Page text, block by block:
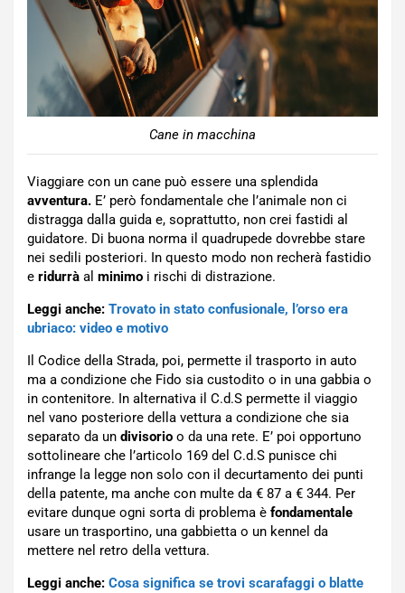
Cane in macchina
Viaggiare con un cane può essere una splendida
avventura. E’ però fondamentale che l’animale non ci
distragga dalla guida e, soprattutto, non crei fastidi al
guidatore. Di buona norma il quadrupede dovrebbe stare
nei sedili posteriori. In questo modo non recherà fastidio
e ridurrà al minimo i rischi di distrazione.
Leggi anche: Trovato in stato confusionale, l’orso era
ubriaco: video e motivo
Il Codice della Strada, poi, permette il trasporto in auto
ma a condizione che Fido sia custodito o in una gabbia o
in contenitore. In alternativa il C.d.S permette il viaggio
nel vano posteriore della vettura a condizione che sia
separato da un divisorio o da una rete. E’ poi opportuno
sottolineare che l’articolo 169 del C.d.S punisce chi
infrange la legge non solo con il decurtamento dei punti
della patente, ma anche con multe da € 87 a € 344. Per
evitare dunque ogni sorta di problema è fondamentale
usare un trasportino, una gabbietta o un kennel da
mettere nel retro della vettura.
Leggi anche: Cosa significa se trovi scarafaggi o blatte